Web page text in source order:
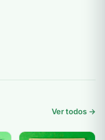
Ver todos →